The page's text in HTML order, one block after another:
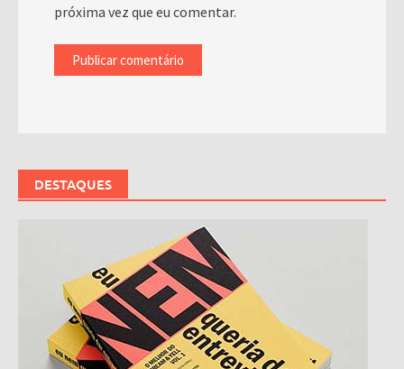
próxima vez que eu comentar.
DESTAQUES